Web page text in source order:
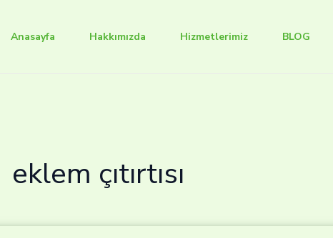
Anasayfa Hakkımızda Hizmetlerimiz BLOG
eklem çıtırtısı